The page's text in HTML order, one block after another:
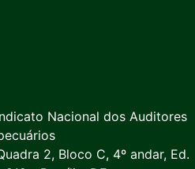
Nacional dos Auditores
2, Bloco C, 4º andar, Ed.